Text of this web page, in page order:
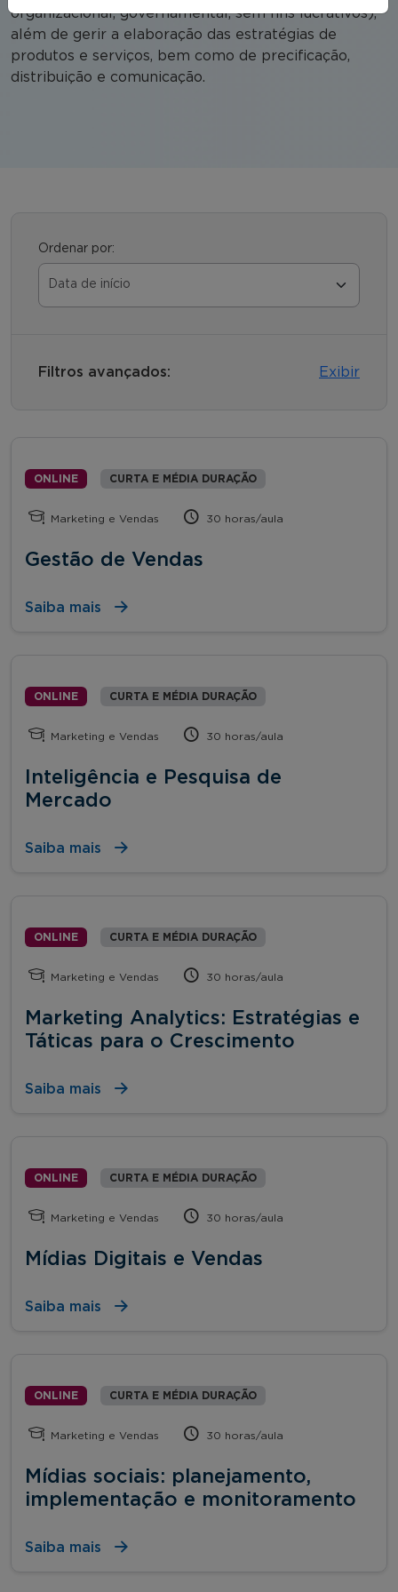
organizacional, governamental, sem fins lucrativos),
além de gerir a elaboração das estratégias de
produtos e serviços, bem como de precificação,
distribuição e comunicação.
Ordenar por:
Filtros avançados: Exibir
ONLINE CURTA E MÉDIA DURAÇÃO
Marketing e Vendas 30 horas/aula
Gestão de Vendas
Saiba mais
ONLINE CURTA E MÉDIA DURAÇÃO
Marketing e Vendas 30 horas/aula
Inteligência e Pesquisa de
Mercado
Saiba mais
ONLINE CURTA E MÉDIA DURAÇÃO
Marketing e Vendas 30 horas/aula
Marketing Analytics: Estratégias e
Táticas para o Crescimento
Saiba mais
ONLINE CURTA E MÉDIA DURAÇÃO
Marketing e Vendas 30 horas/aula
Mídias Digitais e Vendas
Saiba mais
ONLINE CURTA E MÉDIA DURAÇÃO
Marketing e Vendas 30 horas/aula
Mídias sociais: planejamento,
implementação e monitoramento
Saiba mais